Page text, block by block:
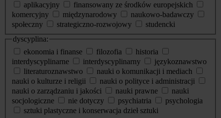
aplikacyjny
finansowany ze środków europejskich
komercyjny
międzynarodowy
naukowo-badawczy
społeczny
strategiczno-rozwojowy
studencki
dyscyplina:
ekonomia i finanse
filozofia
historia
interdyscyplinarne
interdyscyplinarny
językoznawstwo
literaturoznawstwo
nauki o komunikacji i mediach
nauki o kulturze i religii
nauki o polityce i administracji
nauki o zarządzaniu i jakości
nauki prawne
nauki
socjologiczne
nie dotyczy psychiatria
psychologia
sztuki plastyczne i konserwacja dzieł sztuki